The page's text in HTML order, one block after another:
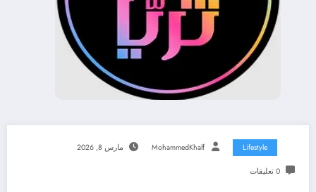
Lifestyle
MohammedKhalf مارس 8, 2026
0 تعليقات